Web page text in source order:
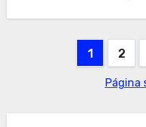
Paginación
1 2
Página